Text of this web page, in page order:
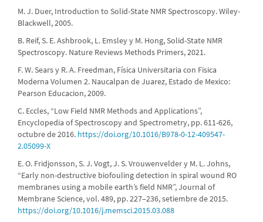
M. J. Duer, Introduction to Solid-State NMR Spectroscopy. Wiley-
Blackwell, 2005.
B. Reif, S. E. Ashbrook, L. Emsley y M. Hong, Solid-State NMR
Spectroscopy. Nature Reviews Methods Primers, 2021.
F. W. Sears y R. A. Freedman, Física Universitaria con Fisica
Moderna Volumen 2. Naucalpan de Juarez, Estado de Mexico:
Pearson Educacion, 2009.
C. Eccles, “Low Field NMR Methods and Applications”,
Encyclopedia of Spectroscopy and Spectrometry, pp. 611-626,
octubre de 2016. https://doi.org/10.1016/B978-0-12-409547-
2.05099-X
E. O. Fridjonsson, S. J. Vogt, J. S. Vrouwenvelder y M. L. Johns,
“Early non-destructive biofouling detection in spiral wound RO
membranes using a mobile earth’s field NMR”, Journal of
Membrane Science, vol. 489, pp. 227–236, setiembre de 2015.
https://doi.org/10.1016/j.memsci.2015.03.088